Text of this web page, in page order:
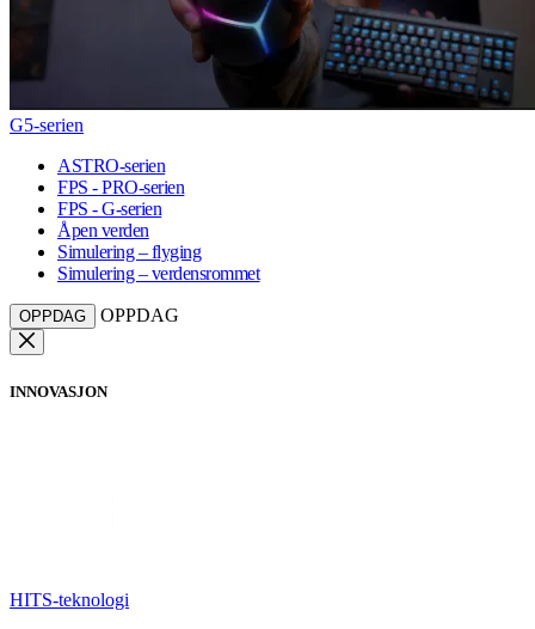
G5-serien
ASTRO-serien
FPS - PRO-serien
FPS - G-serien
Åpen verden
Simulering – flyging
Simulering – verdensrommet
OPPDAG OPPDAG
INNOVASJON
HITS-teknologi